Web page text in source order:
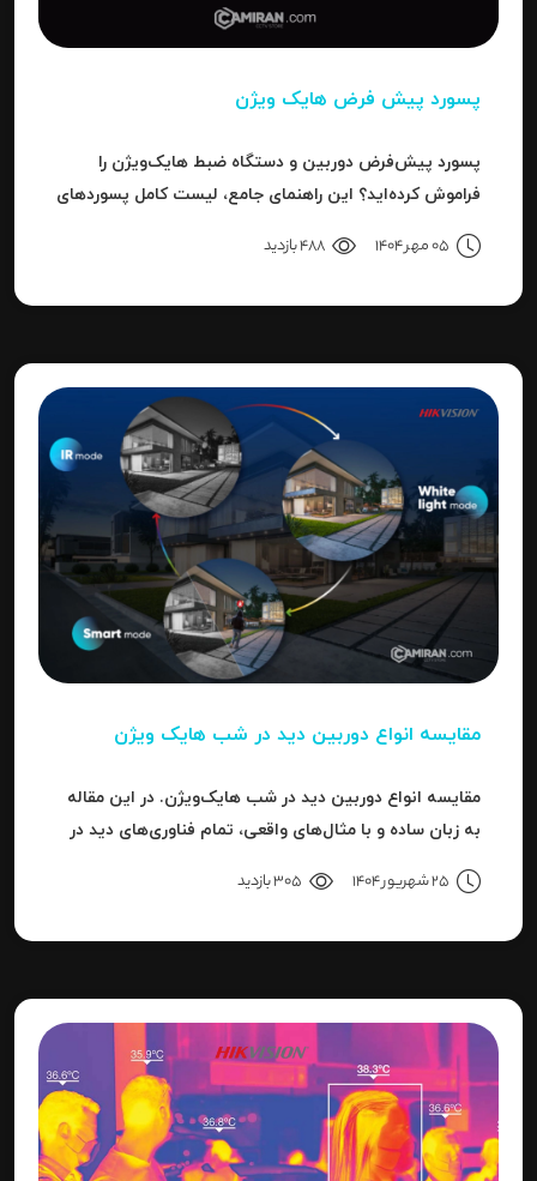
پسورد پیش فرض هایک ویژن
پسورد پیش‌فرض دوربین و دستگاه ضبط هایک‌ویژن را
فراموش کرده‌اید؟ این راهنمای جامع، لیست کامل پسوردهای
"Invalid Password" را آموزش می‌دهد.
05 مهر 1404 488 بازدید
مقایسه انواع دوربین دید در شب هایک‌ ویژن
مقایسه انواع دوربین دید در شب هایک‌ویژن. در این مقاله
به زبان ساده و با مثال‌های واقعی، تمام فناوری‌های دید در
25 شهریور 1404 305 بازدید